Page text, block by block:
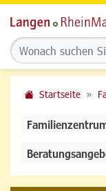
Startseite